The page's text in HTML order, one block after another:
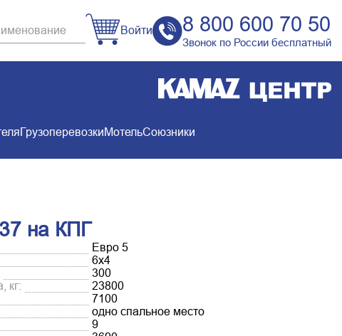
Войти 8 800 600 70 50
Звонок по России бесплатный
ГрузоперевозкиМотельСоюзники
на КПГ
Евро 5
6х4
300
кг:
23800
7100
одно спальное место
9